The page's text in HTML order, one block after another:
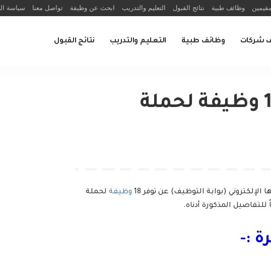
وظائف طبية نتائج القبول التعليم والتدريب ابحث عن وظيفة تواصل معنا سياسة
شركات وظائف طبية التعليم والتدريب نتائج القبول
شركة بترو رابغ توفر 18 وظيفة لحملة
(بوابة التوظيف) عن توفر 18 وظيفة لحملة
للتفاصيل المذكورة أدناه.
:-